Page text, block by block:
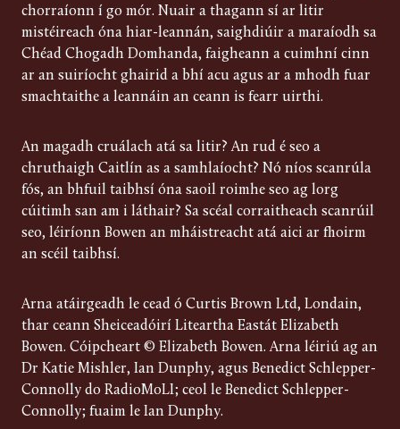
chorraíonn í go mór. Nuair a thagann sí ar litir
mistéireach óna hiar-leannán, saighdiúir a maraíodh sa
Chéad Chogadh Domhanda, faigheann a cuimhní cinn
ar an suiríocht ghairid a bhí acu agus ar a mhodh fuar
smachtaithe a leannáin an ceann is fearr uirthi.
An magadh cruálach atá sa litir? An rud é seo a
chruthaigh Caitlín as a samhlaíocht? Nó níos scanrúla
fós, an bhfuil taibhsí óna saoil roimhe seo ag lorg
cúitimh san am i láthair? Sa scéal corraitheach scanrúil
seo, léiríonn Bowen an mháistreacht atá aici ar fhoirm
an scéil taibhsí.
Arna atáirgeadh le cead ó Curtis Brown Ltd, Londain,
thar ceann Sheiceadóirí Liteartha Eastát Elizabeth
Bowen. Cóipcheart © Elizabeth Bowen. Arna léiriú ag an
Dr Katie Mishler, Ian Dunphy, agus Benedict Schlepper-
Connolly do RadioMoLI; ceol le Benedict Schlepper-
Connolly; fuaim le Ian Dunphy.